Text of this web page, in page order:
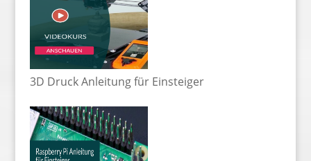
3D Druck Anleitung für Einsteiger